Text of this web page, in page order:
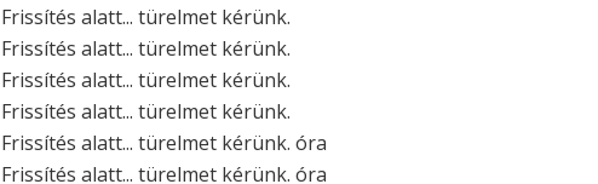
Frissítés alatt... türelmet kérünk.
Frissítés alatt... türelmet kérünk.
Frissítés alatt... türelmet kérünk.
Frissítés alatt... türelmet kérünk.
Frissítés alatt... türelmet kérünk. óra
Frissítés alatt... türelmet kérünk. óra